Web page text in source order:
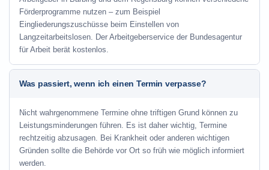
Förderprogramme nutzen – zum Beispiel
Eingliederungszuschüsse beim Einstellen von
Langzeitarbeitslosen. Der Arbeitgeberservice der Bundesagentur
für Arbeit berät kostenlos.
Was passiert, wenn ich einen Termin verpasse?
Nicht wahrgenommene Termine ohne triftigen Grund können zu
Leistungsminderungen führen. Es ist daher wichtig, Termine
rechtzeitig abzusagen. Bei Krankheit oder anderen wichtigen
Gründen sollte die Behörde vor Ort so früh wie möglich informiert
werden.